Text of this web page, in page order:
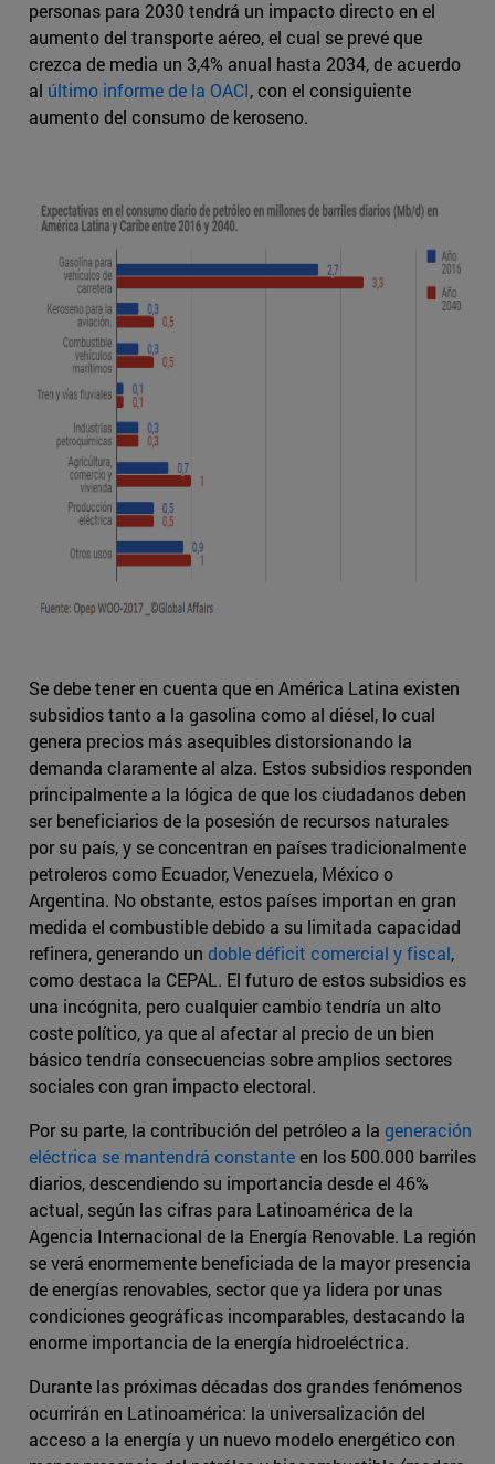
personas para 2030 tendrá un impacto directo en el
aumento del transporte aéreo, el cual se prevé que
crezca de media un 3,4% anual hasta 2034, de acuerdo
al último informe de la OACI, con el consiguiente
aumento del consumo de keroseno.
Se debe tener en cuenta que en América Latina existen
subsidios tanto a la gasolina como al diésel, lo cual
genera precios más asequibles distorsionando la
demanda claramente al alza. Estos subsidios responden
principalmente a la lógica de que los ciudadanos deben
ser beneficiarios de la posesión de recursos naturales
por su país, y se concentran en países tradicionalmente
petroleros como Ecuador, Venezuela, México o
Argentina. No obstante, estos países importan en gran
medida el combustible debido a su limitada capacidad
refinera, generando un doble déficit comercial y fiscal,
como destaca la CEPAL. El futuro de estos subsidios es
una incógnita, pero cualquier cambio tendría un alto
coste político, ya que al afectar al precio de un bien
básico tendría consecuencias sobre amplios sectores
sociales con gran impacto electoral.
Por su parte, la contribución del petróleo a la generación
eléctrica se mantendrá constanteen los 500.000 barriles
diarios, descendiendo su importancia desde el 46%
actual, según las cifras para Latinoamérica de la
Agencia Internacional de la Energía Renovable. La región
se verá enormemente beneficiada de la mayor presencia
de energías renovables, sector que ya lidera por unas
condiciones geográficas incomparables, destacando la
enorme importancia de la energía hidroeléctrica.
Durante las próximas décadas dos grandes fenómenos
ocurrirán en Latinoamérica: la universalización del
acceso a la energía y un nuevo modelo energético con